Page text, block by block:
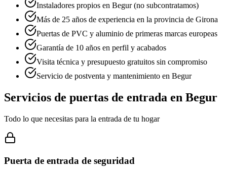
Instaladores propios en Begur (no subcontratamos)
Más de 25 años de experiencia en la provincia de Girona
Puertas de PVC y aluminio de primeras marcas europeas
Garantía de 10 años en perfil y acabados
Visita técnica y presupuesto gratuitos sin compromiso
Servicio de postventa y mantenimiento en Begur
Servicios de puertas de entrada en Begur
Todo lo que necesitas para la entrada de tu hogar
Puerta de entrada de seguridad